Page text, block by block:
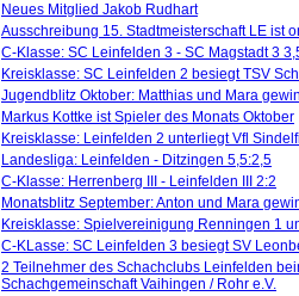
Neues Mitglied Jakob Rudhart
Ausschreibung 15. Stadtmeisterschaft LE ist
C-Klasse: SC Leinfelden 3 - SC Magstadt 3
Kreisklasse: SC Leinfelden 2 besiegt TSV
Jugendblitz Oktober: Matthias und Mara
Markus Kottke ist Spieler des Monats Oktober
Kreisklasse: Leinfelden 2 unterliegt Vfl
Landesliga: Leinfelden - Ditzingen 5,5:2,5
C-Klasse: Herrenberg III - Leinfelden III 2:2
Monatsblitz September: Anton und Mara
Kreisklasse: Spielvereinigung Renningen 1
C-KLasse: SC Leinfelden 3 besiegt SV
2 Teilnehmer des Schachclubs Leinfelden
Schachgemeinschaft Vaihingen / Rohr e.V.